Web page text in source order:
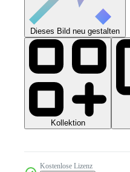
Dieses Bild neu gestalten
Kollektion
Kostenlose Lizenz